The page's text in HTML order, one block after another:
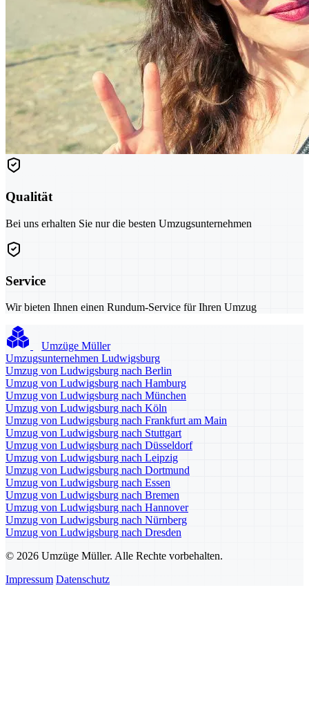
Qualität
Bei uns erhalten Sie nur die besten Umzugsunternehmen
Service
Wir bieten Ihnen einen Rundum-Service für Ihren Umzug
Umzüge Müller
Umzugsunternehmen Ludwigsburg
Umzug von Ludwigsburg nach Berlin
Umzug von Ludwigsburg nach Hamburg
Umzug von Ludwigsburg nach München
Umzug von Ludwigsburg nach Köln
Umzug von Ludwigsburg nach Frankfurt am Main
Umzug von Ludwigsburg nach Stuttgart
Umzug von Ludwigsburg nach Düsseldorf
Umzug von Ludwigsburg nach Leipzig
Umzug von Ludwigsburg nach Dortmund
Umzug von Ludwigsburg nach Essen
Umzug von Ludwigsburg nach Bremen
Umzug von Ludwigsburg nach Hannover
Umzug von Ludwigsburg nach Nürnberg
Umzug von Ludwigsburg nach Dresden
© 2026 Umzüge Müller. Alle Rechte vorbehalten.
Impressum Datenschutz